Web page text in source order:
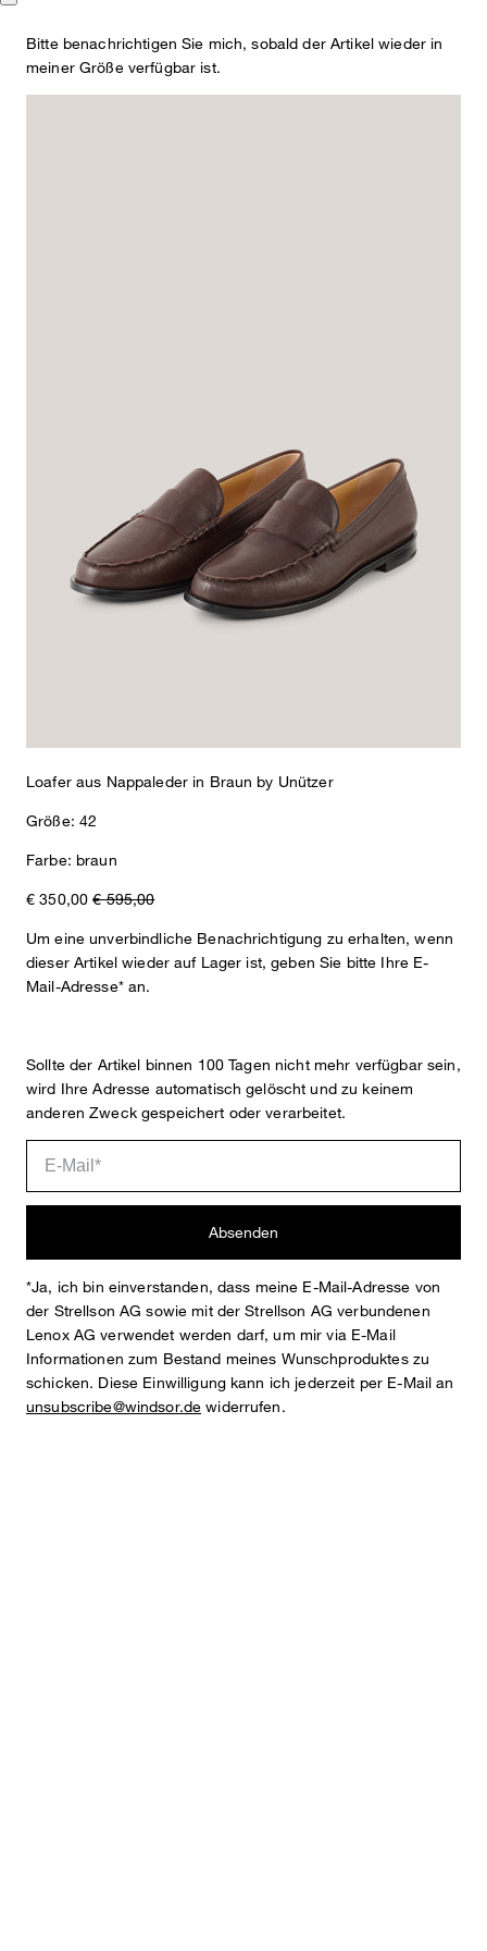
im klassischen Slip-on-Design
€ 595,00
Verfügbarkeit und Reservierung im Store
Bitte benachrichtigen Sie mich, sobald der Artikel wieder in
meiner Größe verfügbar ist.
Loafer aus Nappaleder in Braun by Unützer
Größe: 42
Farbe: braun
€ 350,00€ 595,00
Um eine unverbindliche Benachrichtigung zu erhalten, wenn
dieser Artikel wieder auf Lager ist, geben Sie bitte Ihre E-
Mail-Adresse* an.
Sollte der Artikel binnen 100 Tagen nicht mehr verfügbar sein,
wird Ihre Adresse automatisch gelöscht und zu keinem
anderen Zweck gespeichert oder verarbeitet.
Absenden
*Ja, ich bin einverstanden, dass meine E-Mail-Adresse von
der Strellson AG sowie mit der Strellson AG verbundenen
Lenox AG verwendet werden darf, um mir via E-Mail
Informationen zum Bestand meines Wunschproduktes zu
schicken. Diese Einwilligung kann ich jederzeit per E-Mail an
unsubscribe@windsor.de widerrufen.